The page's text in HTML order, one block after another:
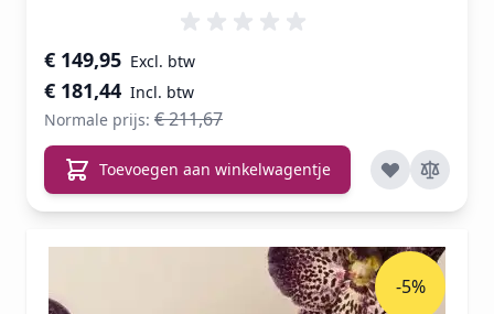
Speciale prijs
€ 181,44
€ 149,95
Normale prijs: € 211,67
Toevoegen aan winkelwagentje
-5%